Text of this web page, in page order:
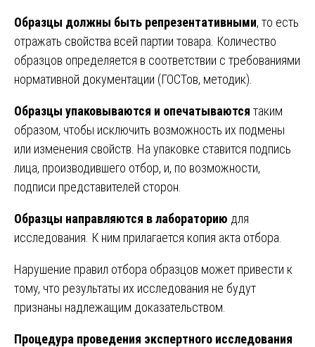
Образцы должны быть репрезентативными, то есть
отражать свойства всей партии товара. Количество
образцов определяется в соответствии с требованиями
нормативной документации (ГОСТов, методик).
Образцы упаковываются и опечатываются таким
образом, чтобы исключить возможность их подмены
или изменения свойств. На упаковке ставится подпись
лица, производившего отбор, и, по возможности,
подписи представителей сторон.
Образцы направляются в лабораторию для
исследования. К ним прилагается копия акта отбора.
Нарушение правил отбора образцов может привести к
тому, что результаты их исследования не будут
признаны надлежащим доказательством.
Процедура проведения экспертного исследования